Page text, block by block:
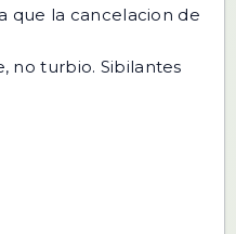
que la cancelacion de
no turbio. Sibilantes